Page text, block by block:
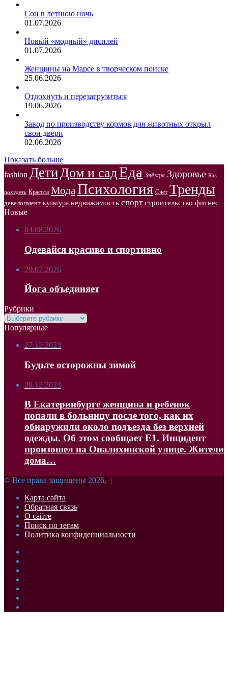
Сон в летнюю ночь
01.07.2026
Новый «модный» дисплей
01.07.2026
Женщины на Марсе в творческом поиске
25.06.2026
Отдохнуть и перезагрузиться
19.06.2026
Завод по производству кормов для животных открыл
свои двери
02.06.2026
Показать больше
fashion ДетиДом и садЕда Звёзды Здоровье Как
похудеть Красота Мода Психология Счет Тренды
девелопмент культура недвижимость спорт строительство фитнес
Новые
04.08.2026
Одевайся красиво и спортивно
29.07.2026
Йога объединяет
Рубрики
Рубрики
Популярные
27.12.2023
Будьте осторожны зимой
28.12.2023
В Екатеринбурге женщина и ребенок
попали в больницу после того, как их
обнаружили около подъезда без верхней
одежды. Об этом сообщает Е1. Инцидент
произошел на Опалихинской улице. Жители
дома…
© Все права защищены 2026, |
Карта сайта
Обратная связь
О сайте
Поиск по тегам
Политика конфиденциальности